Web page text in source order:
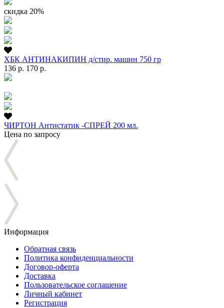
скидка 20%
ХБК АНТИНАКИПИН д/стир. машин 750 гр
136 р. 170 р.
ЧИРТОН Антистатик -СПРЕЙ 200 мл.
Цена по запросу
Информация
Обратная связь
Политика конфиденциальности
Договор-оферта
Доставка
Пользовательское соглашение
Личный кабинет
Регистрация